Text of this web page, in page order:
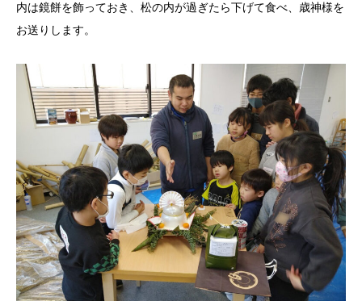
内は鏡餅を飾っておき、松の内が過ぎたら下げて食べ、歳神様を
お送りします。